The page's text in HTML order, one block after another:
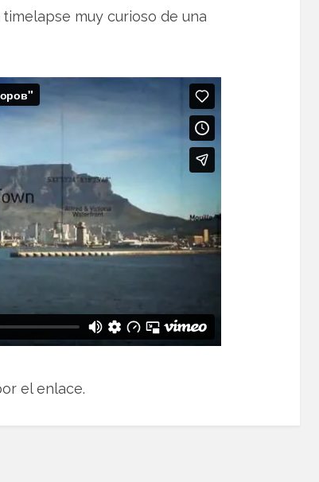
muy curioso de una
el enlace.